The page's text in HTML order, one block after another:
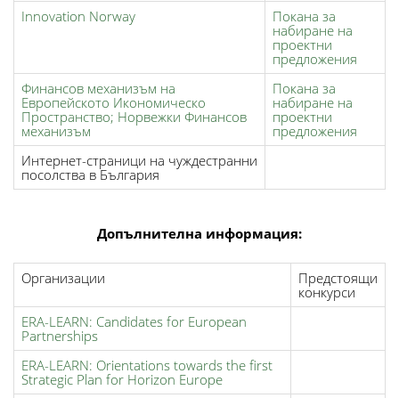
Innovation Norway
Покана за
набиране на
проектни
предложения
Финансов механизъм на
Европейското Икономическо
Пространство; Норвежки Финансов
механизъм
Покана за
нaбиране на
проектни
предложения
Интернет-страници на чуждестранни
посолства в България
Допълнителна информация:
Организации
Предстоящи
конкурси
ERA-LEARN: Candidates for European
Partnerships
ERA-LEARN: Orientations towards the first
Strategic Plan for Horizon Europe